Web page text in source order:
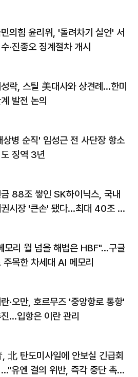
의힘 윤리위, '돌려차기 실언' 서
·진종오 징계절차 개시
락, 스틸 美대사와 상견례…한미
발전 논의
상병 순직' 임성근 전 사단장 항소
징역 3년
88조 쌓인 SK하이닉스, 국내
시장 '큰손' 됐다…최대 40조 투
모리 월 넘을 해법은 HBF"…구글
주목한 차세대 AI 메모리
·오만, 호르무즈 '중앙항로 통항'
…입항은 이란 관리
北 탄도미사일에 안보실 긴급회
유엔 결의 위반, 즉각 중단 촉